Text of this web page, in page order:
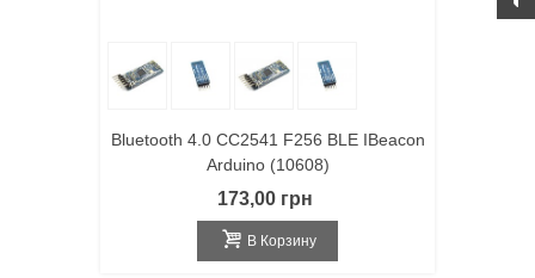
Bluetooth 4.0 CC2541 F256 BLE IBeacon
Arduino (10608)
173,00 грн
В Корзину